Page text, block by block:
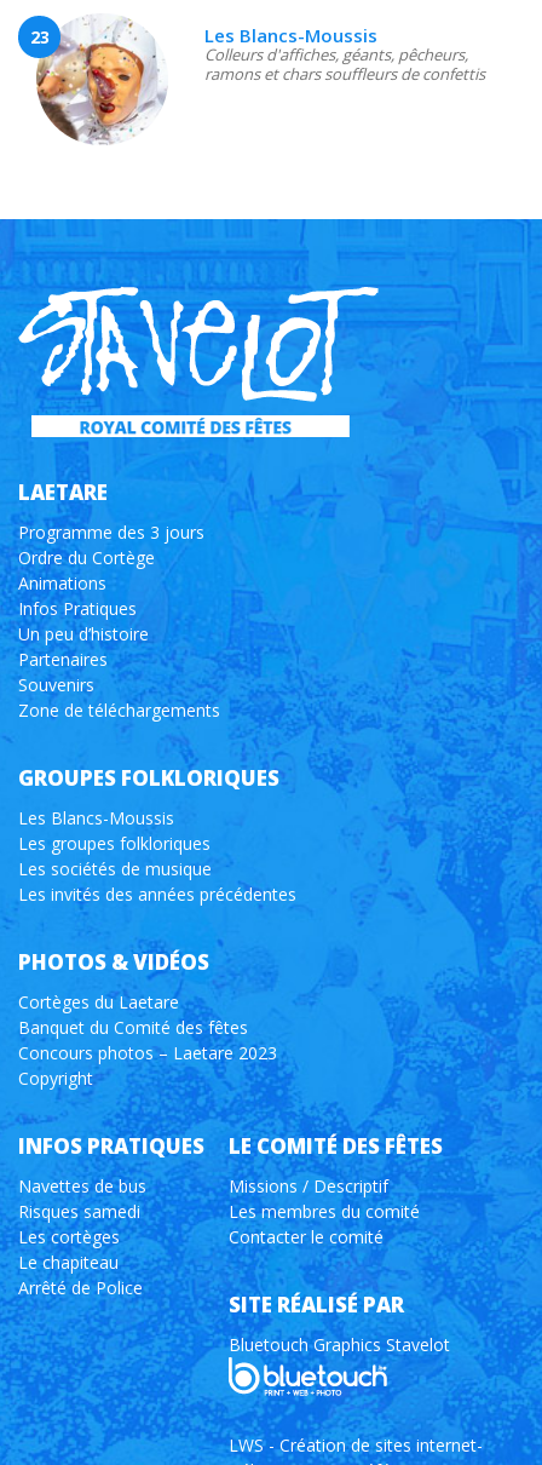
23 Les Blancs-Moussis
Colleurs d'affiches, géants, pêcheurs,
ramons et chars souffleurs de confettis
LAETARE
Programme des 3 jours
Ordre du Cortège
Animations
Infos Pratiques
Un peu d’histoire
Partenaires
Souvenirs
Zone de téléchargements
GROUPES FOLKLORIQUES
Les Blancs-Moussis
Les groupes folkloriques
Les sociétés de musique
Les invités des années précédentes
PHOTOS & VIDÉOS
Cortèges du Laetare
Banquet du Comité des fêtes
Concours photos – Laetare 2023
Copyright
INFOS PRATIQUES
Navettes de bus
Risques samedi
Les cortèges
Le chapiteau
Arrêté de Police
LE COMITÉ DES FÊTES
Missions / Descriptif
Les membres du comité
Contacter le comité
SITE RÉALISÉ PAR
Bluetouch Graphics Stavelot
LWS - Création de sites internet-